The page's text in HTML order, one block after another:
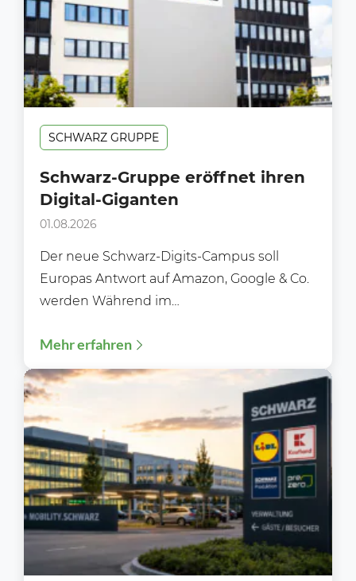
SCHWARZ GRUPPE
Schwarz-Gruppe eröffnet ihren
Digital-Giganten
01.08.2026
Der neue Schwarz-Digits-Campus soll
Europas Antwort auf Amazon, Google & Co.
werden Während im
Filialen, Preisaktionen oder Sortimente...
Mehr erfahren